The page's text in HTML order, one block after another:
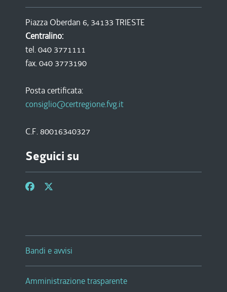
Piazza Oberdan 6, 34133 TRIESTE
Centralino:
tel. 040 3771111
fax. 040 3773190
Posta certificata:
consiglio@certregione.fvg.it
C.F. 80016340327
Seguici su
Bandi e avvisi
Amministrazione trasparente